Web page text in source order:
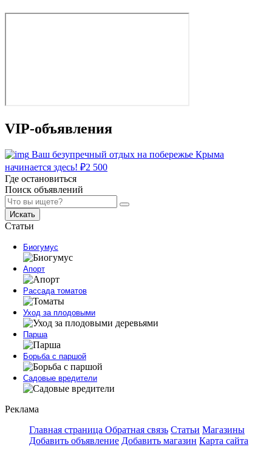
VIP-объявления
Ваш безупречный отдых на побережье Крыма
начинается здесь! ₽2 500
Где остановиться
Поиск объявлений
Искать
Статьи
Биогумус
Апорт
Рассада томатов
Уход за плодовыми
Парша
Борьба с паршой
Садовые вредители
Реклама
Главная страница Обратная связь Статьи Магазины
Добавить объявление Добавить магазин Карта сайта